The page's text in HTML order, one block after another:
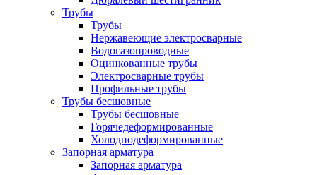
Трубы
Трубы
Нержавеющие электросварные
Водогазопроводные
Оцинкованные трубы
Электросварные трубы
Профильные трубы
Трубы бесшовные
Трубы бесшовные
Горячедеформированные
Холоднодеформированные
Запорная арматура
Запорная арматура